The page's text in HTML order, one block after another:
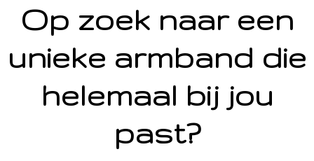
Op zoek naar een
unieke armband die
helemaal bij jou
past?